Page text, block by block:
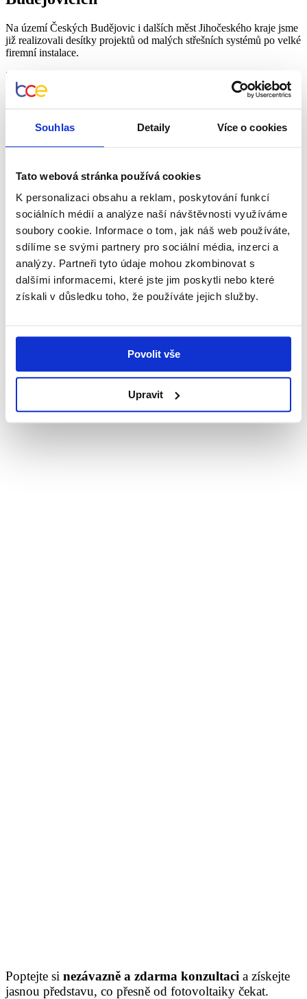
Souhlas Detaily Více o cookies
Tato webová stránka používá cookies
K personalizaci obsahu a reklam, poskytování funkcí
sociálních médií a analýze naší návštěvnosti využíváme
soubory cookie. Informace o tom, jak náš web používáte,
sdílíme se svými partnery pro sociální média, inzerci a
analýzy. Partneři tyto údaje mohou zkombinovat s
dalšími informacemi, které jste jim poskytli nebo které
získali v důsledku toho, že používáte jejich služby.
Povolit vše
Upravit
Na území Českých Budějovic i dalších měst Jihočeského kraje jsme
již realizovali desítky projektů od malých střešních systémů po velké
firemní instalace.
Zajišťujeme
administraci
až po samotnou instalaci a spuštění systému.
Každý krok probíhá pod dohledem zkušeného týmu, aby byl
výsledný systém bezpečný, efektivní a dlouhodobě udržitelný.
Uzavření smlouvy o dílo
Instalace a revize fotovoltaické elektrárny
Vyřízení administrativy před spuštěním
Výroba vlastní elektřiny
Nepůsobíme jen v Českých Budějovicích a vJihočeském kraji.
Realizace fotovoltaiky zajišťujeme napříčcelou Českou
republikoua to i třeba vOstravě,Olomouci, Praze, Zlíně,
Pardubicích
,Jihlavě, Hradci Králové , Brně, Liberci Třinci
mnoha dalších městech.
Recenze zákazníků, kteří si s námi pořídili fotovoltaiku
z důvodů, proč si naši zákazníci chválí spolupráci s námi.
Poptejte si nezávazně a zdarma konzultaci a získejte
jasnou představu, co přesně od fotovoltaiky čekat.